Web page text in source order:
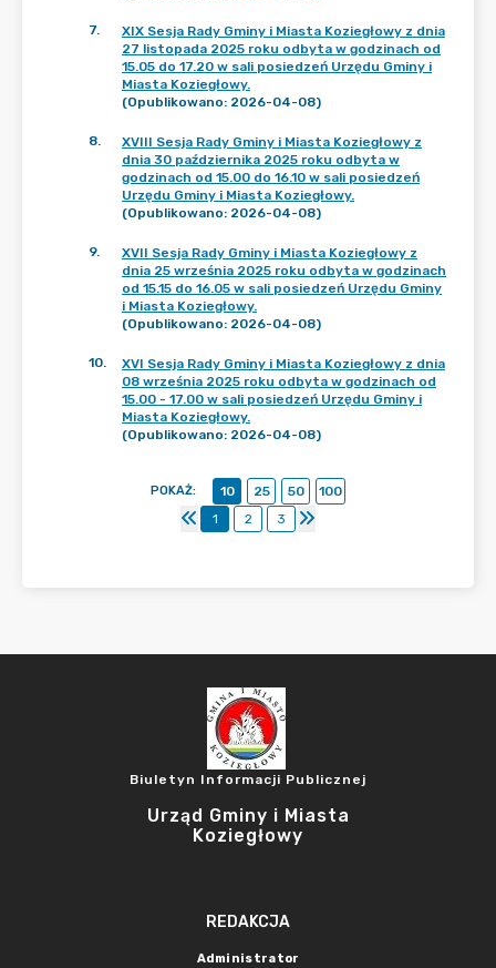
7.
XIX Sesja Rady Gminy i Miasta Koziegłowy z dnia
27 listopada 2025 roku odbyta w godzinach od
15.05 do 17.20 w sali posiedzeń Urzędu Gminy i
Miasta Koziegłowy.
(Opublikowano: 2026-04-08)
8.
XVIII Sesja Rady Gminy i Miasta Koziegłowy z
dnia 30 października 2025 roku odbyta w
godzinach od 15.00 do 16.10 w sali posiedzeń
Urzędu Gminy i Miasta Koziegłowy.
(Opublikowano: 2026-04-08)
9.
XVII Sesja Rady Gminy i Miasta Koziegłowy z
dnia 25 września 2025 roku odbyta w godzinach
od 15.15 do 16.05 w sali posiedzeń Urzędu Gminy
i Miasta Koziegłowy.
(Opublikowano: 2026-04-08)
10.
XVI Sesja Rady Gminy i Miasta Koziegłowy z dnia
08 września 2025 roku odbyta w godzinach od
15.00 - 17.00 w sali posiedzeń Urzędu Gminy i
Miasta Koziegłowy.
(Opublikowano: 2026-04-08)
POKAŻ: 10 25 50
100
1
2 3
Biuletyn Informacji Publicznej
Urząd Gminy i Miasta
Koziegłowy
REDAKCJA
Administrator